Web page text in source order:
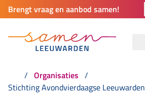
Brengt vraag en aanbod samen!
Organisaties
Stichting Avondvierdaagse Leeuwarden